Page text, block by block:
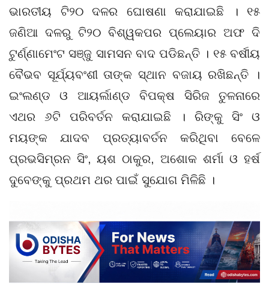
ଭାରତୀୟ ଟି୨୦ ଦଳର ଘୋଷଣା କରାଯାଇଛି । ୧୫
ଜଣିଆ ଦଳରୁ ଟି୨୦ ବିଶ୍ୱକପର ପ୍ଲେୟାର ଅଫ ଦି
ଟୁର୍ଣ୍ଣାମେଂଟ ସଞ୍ଜୁ ସାମସନ ବାଦ ପଡିଛନ୍ତି । ୧୫ ବର୍ଷୀୟ
ବୈଭବ ସୂର୍ଯ୍ୟବଂଶୀ ତାଙ୍କ ସ୍ଥାନ ବଜାୟ ରଖିଛନ୍ତି ।
ଇଂଲଣ୍ଡ ଓ ଆୟର୍ଲାଣ୍ଡ ବିପକ୍ଷ ସିରିଜ ତୁଳନାରେ
ଏଥର ୬ଟି ପରିବର୍ତନ କରାଯାଇଛି । ରିଙ୍କୁ ସିଂ ଓ
ମୟଙ୍କ ଯାଦବ ପ୍ରତ୍ୟାବର୍ତନ କରିଥିବା ବେଳେ
ପ୍ରଭସିମ୍ରନ ସିଂ, ୟଶ ଠାକୁର, ଅଶୋକ ଶର୍ମା ଓ ହର୍ଷ
ଦୁବେଙ୍କୁ ପ୍ରଥମ ଥର ପାଇଁ ସୁଯୋଗ ମିଳିଛି ।